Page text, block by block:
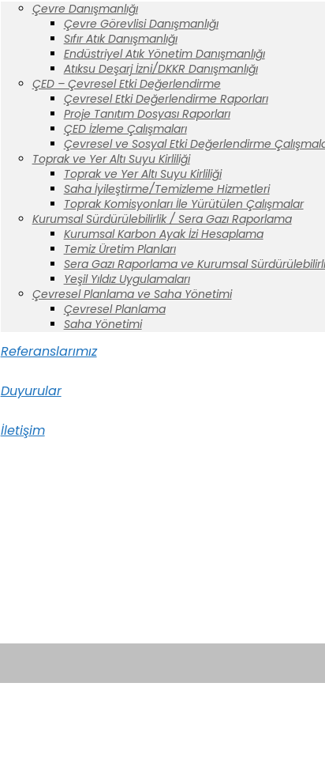
Çevre Danışmanlığı
Çevre Görevlisi Danışmanlığı
Sıfır Atık Danışmanlığı
Endüstriyel Atık Yönetim Danışmanlığı
Atıksu Deşarj İzni/DKKR Danışmanlığı
ÇED – Çevresel Etki Değerlendirme
Çevresel Etki Değerlendirme Raporları
Proje Tanıtım Dosyası Raporları
ÇED İzleme Çalışmaları
Çevresel ve Sosyal Etki Değerlendirme
Toprak ve Yer Altı Suyu Kirliliği
Toprak ve Yer Altı Suyu Kirliliği
Saha İyileştirme/Temizleme Hizmetleri
Toprak Komisyonları İle Yürütülen Çalışmalar
Kurumsal Sürdürülebilirlik / Sera Gazı Raporlama
Kurumsal Karbon Ayak İzi Hesaplama
Temiz Üretim Planları
Sera Gazı Raporlama ve Kurumsal
Yeşil Yıldız Uygulamaları
Çevresel Planlama ve Saha Yönetimi
Çevresel Planlama
Saha Yönetimi
Referanslarımız
Duyurular
İletişim